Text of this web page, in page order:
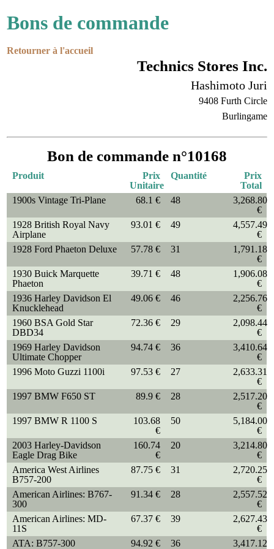
Bons de commande
Retourner à l'accueil
Technics Stores Inc.
Hashimoto Juri
9408 Furth Circle
Burlingame
Bon de commande n°10168
Produit
Prix
Unitaire
Quantité
Prix
Total
1900s Vintage Tri-Plane
68.1 € 48
3,268.80
€
1928 British Royal Navy
Airplane
93.01 € 49
4,557.49
€
1928 Ford Phaeton Deluxe
57.78 € 31
1,791.18
€
1930 Buick Marquette
Phaeton
39.71 € 48
1,906.08
€
1936 Harley Davidson El
Knucklehead
49.06 € 46
2,256.76
€
1960 BSA Gold Star
DBD34
72.36 € 29
2,098.44
€
1969 Harley Davidson
Ultimate Chopper
94.74 € 36
3,410.64
€
1996 Moto Guzzi 1100i
97.53 € 27
2,633.31
€
1997 BMW F650 ST
89.9 € 28
2,517.20
€
1997 BMW R 1100 S
103.68
€
50
5,184.00
€
2003 Harley-Davidson
Eagle Drag Bike
160.74
€
20
3,214.80
€
America West Airlines
B757-200
87.75 € 31
2,720.25
€
American Airlines: B767-
300
91.34 € 28
2,557.52
€
American Airlines: MD-
11S
67.37 € 39
2,627.43
€
ATA: B757-300
94.92 € 36
3,417.12